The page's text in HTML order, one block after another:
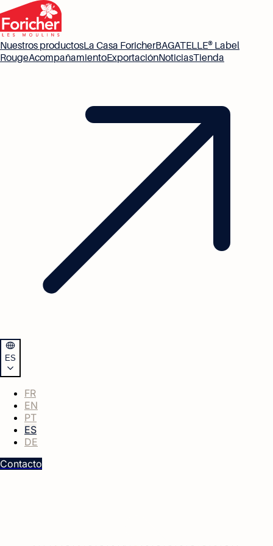
Nuestros productosLa Casa ForicherBAGATELLE® Label
RougeAcompañamientoExportaciónNoticiasTienda
ES
FR
EN
PT
ES
DE
Contacto